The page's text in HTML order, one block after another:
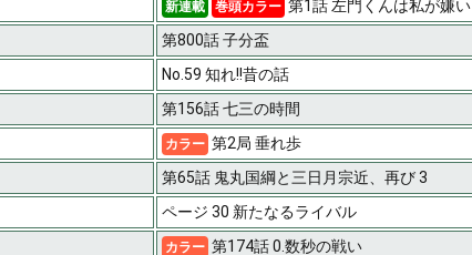
新連載 巻頭カラー 第1話 左門くんは私が嫌い
第800話 子分盃
No.59 知れ!!昔の話
第156話 七三の時間
カラー 第2局 垂れ歩
第65話 鬼丸国綱と三日月宗近、再び 3
ページ 30 新たなるライバル
カラー 第174話 0.数秒の戦い